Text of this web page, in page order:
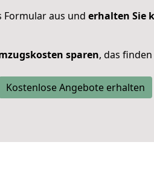
Formular aus und erhalten Sie
sparen, das
Kostenlose Angebote erhalten